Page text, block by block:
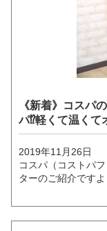
《新着》コスパ
パ⁉軽くて温くて
2019年11月26日
コスパ（コストパ
ターのご紹介です